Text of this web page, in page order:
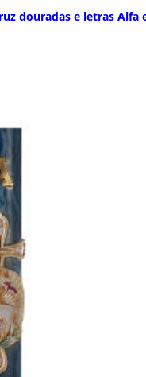
douradas e letras Alfa